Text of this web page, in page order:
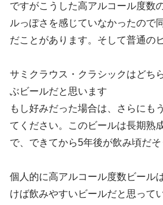
ですがこうした高アルコール度数
ルっぽさを感じていなかったので
だことがあります。そして普通の
サミクラウス・クラシックはどち
ぶビールだと思います
もし好みだった場合は、さらにも
てください。このビールは長期熟
で、できてから5年後が飲み頃だそ
個人的に高アルコール度数ビール
けば飲みやすいビールだと思って